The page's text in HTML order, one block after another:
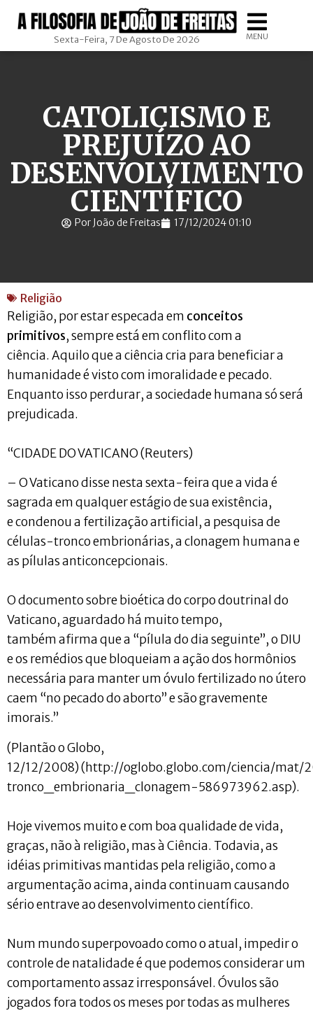
Sexta-Feira, 7 De Agosto De 2026 MENU
CATOLICISMO E
PREJUÍZO AO
DESENVOLVIMENTO
CIENTÍFICO
Por João de Freitas 17/12/2024 01:10
Religião
Religião, por estar especada em conceitos
primitivos, sempre está em conflito com a
ciência. Aquilo que a ciência cria para beneficiar a
humanidade é visto com imoralidade e pecado.
Enquanto isso perdurar, a sociedade humana só será
prejudicada.
“CIDADE DO VATICANO (Reuters)
– O Vaticano disse nesta sexta-feira que a vida é
sagrada em qualquer estágio de sua existência,
e condenou a fertilização artificial, a pesquisa de
células-tronco embrionárias, a clonagem humana e
as pílulas anticoncepcionais.
O documento sobre bioética do corpo doutrinal do
Vaticano, aguardado há muito tempo,
também afirma que a “pílula do dia seguinte”, o DIU
e os remédios que bloqueiam a ação dos hormônios
necessária para manter um óvulo fertilizado no útero
caem “no pecado do aborto” e são gravemente
imorais.”
(Plantão o Globo,
12/12/2008) (http://oglobo.globo.com/ciencia/
tronco_embrionaria_clonagem-586973962.asp).
Hoje vivemos muito e com boa qualidade de vida,
graças, não à religião, mas à Ciência. Todavia, as
idéias primitivas mantidas pela religião, como a
argumentação acima, ainda continuam causando
sério entrave ao desenvolvimento científico.
Num mundo superpovoado como o atual, impedir o
controle de natalidade é que podemos considerar um
comportamento assaz irresponsável. Óvulos são
jogados fora todos os meses por todas as mulheres